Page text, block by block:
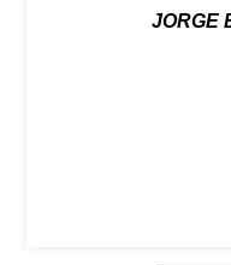
JORGE